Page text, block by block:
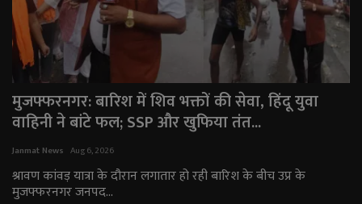
मुजफ्फरनगर: बारिश में शिव भक्तों की सेवा, हिंदू युवा
वाहिनी ने बांटे फल; SSP और खुफिया तंत...
Janmat News Aug 6, 2026
श्रावण कांवड़ यात्रा के दौरान लगातार हो रही बारिश के बीच उप्र के
मुजफ्फरनगर जनपद...